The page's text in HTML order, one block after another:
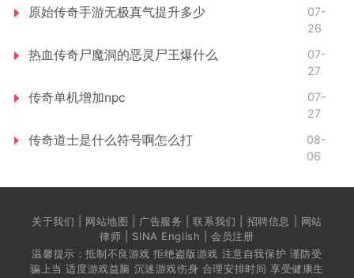
原始传奇手游无极真气提升多少
07-
26
热血传奇尸魔洞的恶灵尸王爆什么
07-
27
传奇单机增加npc
07-
27
传奇道士是什么符号啊怎么打
08-
06
关于我们 | 网站地图 | 广告服务 | 联系我们 | 招聘信息 | 网站
律师 | SINA English | 会员注册
温馨提示：抵制不良游戏 拒绝盗版游戏 注意自我保护 谨防受
骗上当 适度游戏益脑 沉迷游戏伤身 合理安排时间 享受健康生